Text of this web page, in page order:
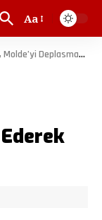
Aa
Mağlup Ederek Avantaj Yakaladı!